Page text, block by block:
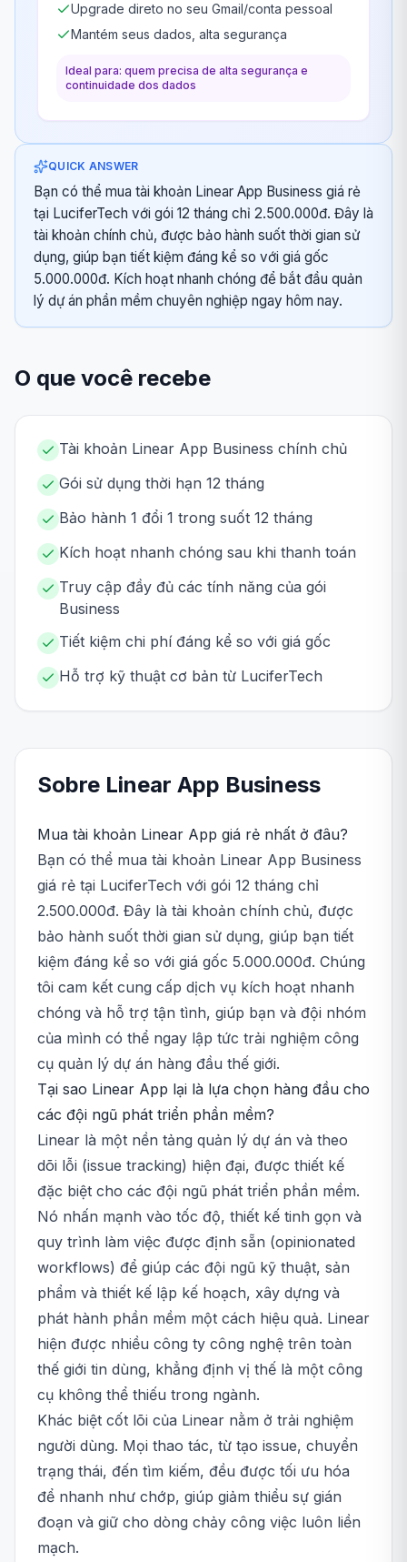
Upgrade direto no seu Gmail/conta pessoal
Mantém seus dados, alta segurança
Ideal para: quem precisa de alta segurança e
continuidade dos dados
QUICK ANSWER
Bạn có thể mua tài khoản Linear App Business giá rẻ
tại LuciferTech với gói 12 tháng chỉ 2.500.000đ. Đây là
tài khoản chính chủ, được bảo hành suốt thời gian sử
dụng, giúp bạn tiết kiệm đáng kể so với giá gốc
5.000.000đ. Kích hoạt nhanh chóng để bắt đầu quản
lý dự án phần mềm chuyên nghiệp ngay hôm nay.
O que você recebe
Tài khoản Linear App Business chính chủ
Gói sử dụng thời hạn 12 tháng
Bảo hành 1 đổi 1 trong suốt 12 tháng
Kích hoạt nhanh chóng sau khi thanh toán
Truy cập đầy đủ các tính năng của gói
Business
Tiết kiệm chi phí đáng kể so với giá gốc
Hỗ trợ kỹ thuật cơ bản từ LuciferTech
Sobre Linear App Business
Mua tài khoản Linear App giá rẻ nhất ở đâu?
Bạn có thể mua tài khoản Linear App Business
giá rẻ tại LuciferTech với gói 12 tháng chỉ
2.500.000đ. Đây là tài khoản chính chủ, được
bảo hành suốt thời gian sử dụng, giúp bạn tiết
kiệm đáng kể so với giá gốc 5.000.000đ. Chúng
tôi cam kết cung cấp dịch vụ kích hoạt nhanh
chóng và hỗ trợ tận tình, giúp bạn và đội nhóm
của mình có thể ngay lập tức trải nghiệm công
cụ quản lý dự án hàng đầu thế giới.
Tại sao Linear App lại là lựa chọn hàng đầu cho
các đội ngũ phát triển phần mềm?
Linear là một nền tảng quản lý dự án và theo
dõi lỗi (issue tracking) hiện đại, được thiết kế
đặc biệt cho các đội ngũ phát triển phần mềm.
Nó nhấn mạnh vào tốc độ, thiết kế tinh gọn và
quy trình làm việc được định sẵn (opinionated
workflows) để giúp các đội ngũ kỹ thuật, sản
phẩm và thiết kế lập kế hoạch, xây dựng và
phát hành phần mềm một cách hiệu quả. Linear
hiện được nhiều công ty công nghệ trên toàn
thế giới tin dùng, khẳng định vị thế là một công
cụ không thể thiếu trong ngành.
Khác biệt cốt lõi của Linear nằm ở trải nghiệm
người dùng. Mọi thao tác, từ tạo issue, chuyển
trạng thái, đến tìm kiếm, đều được tối ưu hóa
để nhanh như chớp, giúp giảm thiểu sự gián
đoạn và giữ cho dòng chảy công việc luôn liền
mạch.